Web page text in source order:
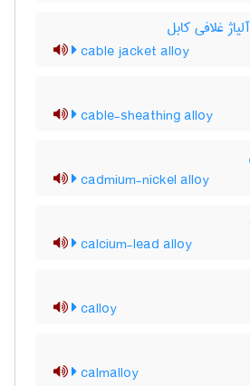
غلافی کابل
cable jacket alloy
cable-sheathing alloy
cadmium-nickel alloy
calcium-lead alloy
calloy
calmalloy